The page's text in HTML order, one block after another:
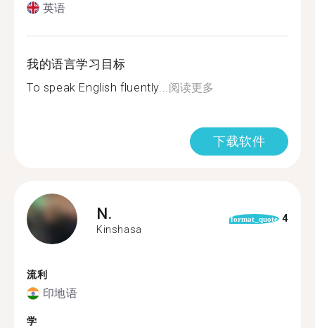
英语
我的语言学习目标
To speak English fluently... 阅读更多
下载软件
N.
Kinshasa
format_quote 4
流利
印地语
学